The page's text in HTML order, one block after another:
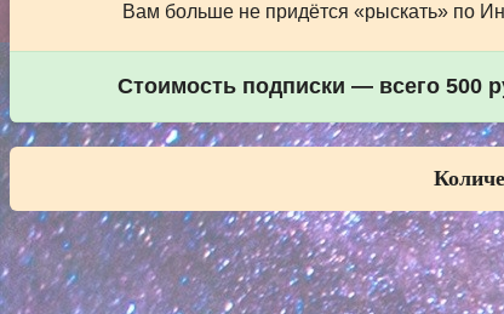
Вам больше не придётся «рыскать» по
Стоимость подписки — всего 500